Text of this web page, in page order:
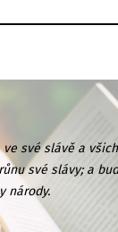
ve své slávě a
své slávy; a
národy.